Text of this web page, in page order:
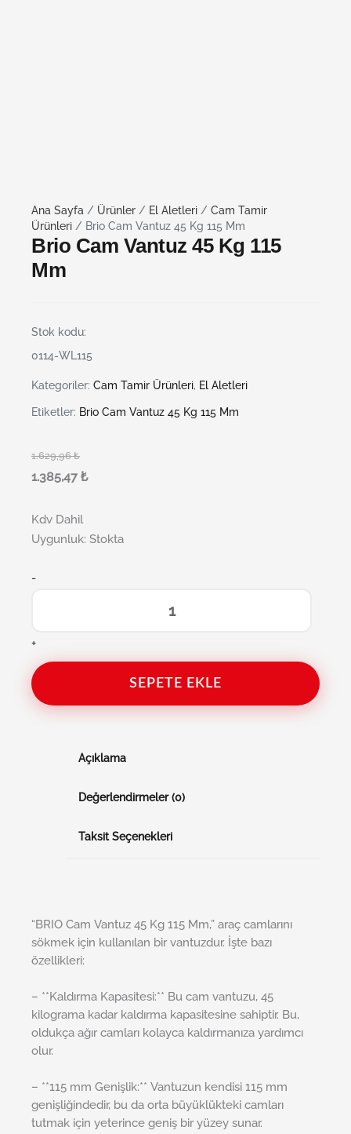
Ana Sayfa / Ürünler / El Aletleri / Cam Tamir
Ürünleri / Brio Cam Vantuz 45 Kg 115 Mm
Brio Cam Vantuz 45 Kg 115
Mm
Stok kodu:
0114-WL115
Kategoriler: Cam Tamir Ürünleri, El Aletleri
Etiketler: Brio Cam Vantuz 45 Kg 115 Mm
1.629,96₺
1.385,47 ₺
Kdv Dahil
Uygunluk: Stokta
-
+
SEPETE EKLE
Açıklama
Değerlendirmeler (0)
Taksit Seçenekleri
“BRIO Cam Vantuz 45 Kg 115 Mm,” araç camlarını
sökmek için kullanılan bir vantuzdur. İşte bazı
özellikleri:
– **Kaldırma Kapasitesi:** Bu cam vantuzu, 45
kilograma kadar kaldırma kapasitesine sahiptir. Bu,
oldukça ağır camları kolayca kaldırmanıza yardımcı
olur.
– **115 mm Genişlik:** Vantuzun kendisi 115 mm
genişliğindedir, bu da orta büyüklükteki camları
tutmak için yeterince geniş bir yüzey sunar.